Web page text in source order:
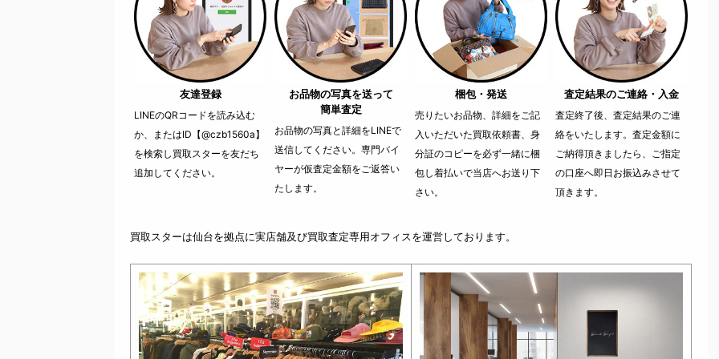
友達登録
LINEのQRコードを読み込む
か、またはID【@czb1560a】
を検索し買取スターを友だち
追加してください。
お品物の写真を送って
簡単査定
お品物の写真と詳細をLINEで
送信してください。専門バイ
ヤーが仮査定金額をご返答い
たします。
梱包・発送
売りたいお品物、詳細をご記
入いただいた買取依頼書、身
分証のコピーを必ず一緒に梱
包し着払いで当店へお送り下
さい。
査定結果のご連絡・入金
査定終了後、査定結果のご連
絡をいたします。査定金額に
ご納得頂きましたら、ご指定
の口座へ即日お振込みさせて
頂きます。
買取スターは仙台を拠点に実店舗及び買取査定専用オフィスを運営しております。